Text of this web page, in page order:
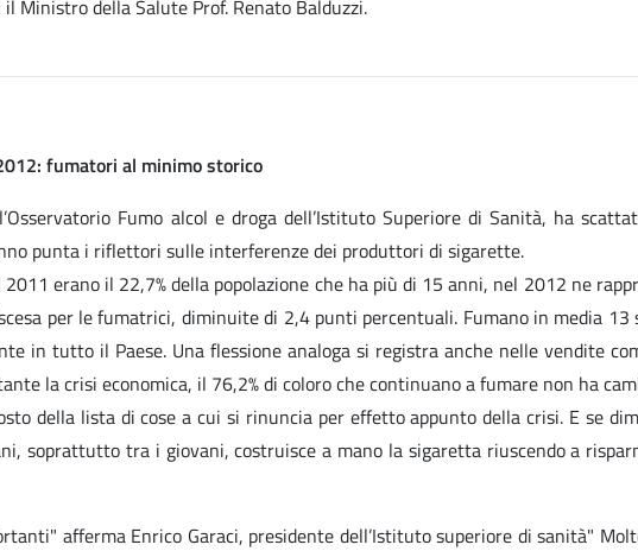
Ministro della Salute Prof. Renato Balduzzi.
fumatori al minimo storico
Fumo alcol e droga dell’Istituto Superiore di Sanità, ha
punta i riflettori sulle interferenze dei produttori di sigarette.
erano il 22,7% della popolazione che ha più di 15 anni, nel 2012 ne
per le fumatrici, diminuite di 2,4 punti percentuali. Fumano in media
in tutto il Paese. Una flessione analoga si registra anche nelle vendite
la crisi economica, il 76,2% di coloro che continuano a fumare non ha
della lista di cose a cui si rinuncia per effetto appunto della crisi. E se
soprattutto tra i giovani, costruisce a mano la sigaretta riuscendo a
afferma Enrico Garaci, presidente dell’Istituto superiore di sanità"